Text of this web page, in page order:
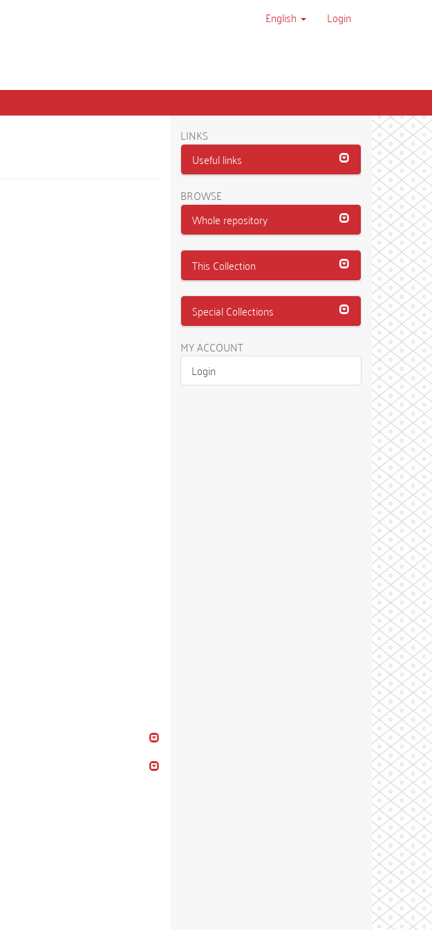
English Login
LINKS
Useful links
BROWSE
Whole repository
This Collection
Special Collections
MY ACCOUNT
Login